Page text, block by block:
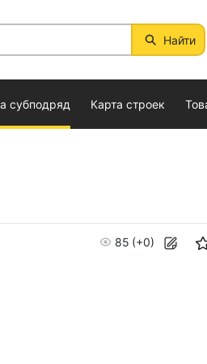
Найти
субподряд Карта строек
85 (+0)